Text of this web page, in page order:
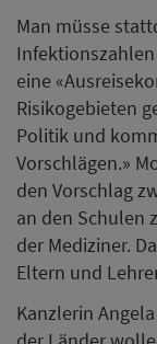
Man müsse
Infektionszahlen
eine
Risikogebieten
Politik und
Vorschlägen.»
den Vorschlag
an den Schulen
der Mediziner.
Eltern und
Kanzlerin